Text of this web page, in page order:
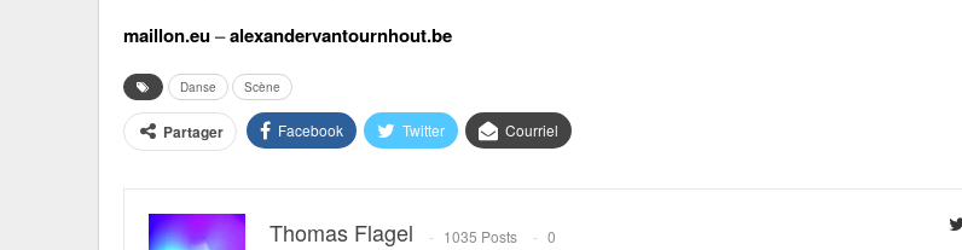
maillon.eu–alexandervantournhout.be
Danse Scène
Partager Facebook Twitter Courriel
Thomas Flagel 1035 Posts
0